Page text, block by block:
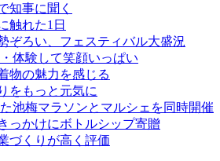
知事に聞く
触れた1日
ぞろい、フェスティバル大盛況
体験して笑顔いっぱい
物の魅力を感じる
をもっと元気に
池梅マラソンとマルシェを同時開催
っかけにボトルシップ寄贈
づくりが高く評価